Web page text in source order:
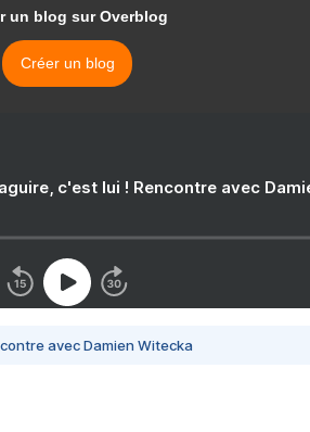
un blog sur Overblog
Créer un blog
c'est lui ! Rencontre avec
avec Damien Witecka